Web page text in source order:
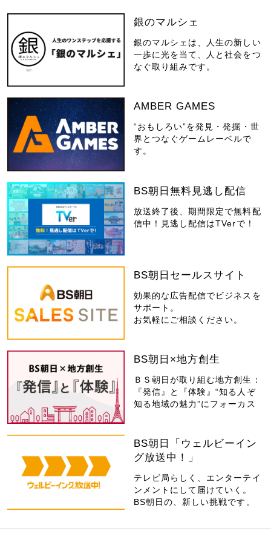
銀のマルシェ
銀のマルシェは、人生の新しい
一歩に光を当て、人と社会をつ
なぐ取り組みです。
AMBER GAMES
“おもしろい”を発見・発掘・世
界とつなぐゲームレーベルで
す。
BS朝日無料見逃し配信
放送終了後、期間限定で無料配
信中！見逃し配信はTVerで！
BS朝日セールスサイト
効果的な広告配信でビジネスを
サポート。
お気軽にご相談ください。
BS朝日×地方創生
ＢＳ朝日が取り組む地方創生：
『発信』と『体験』“知る人ぞ
知る地域の魅力”にフォーカス
BS朝日「ウェルビーイン
グ放送中！」
テレビ局らしく、エンターテイ
ンメントにして届けていく。
BS朝日の、新しい挑戦です。